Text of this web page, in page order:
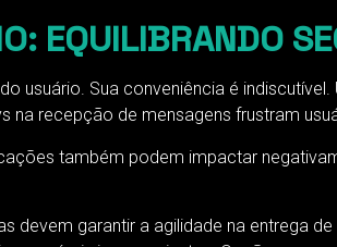
EQUILIBRANDO
usuário. Sua conveniência é
na recepção de mensagens frustram
também podem impactar
devem garantir a agilidade na entrega